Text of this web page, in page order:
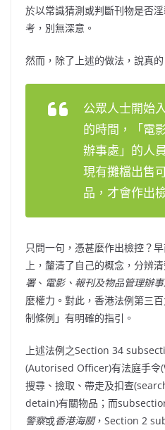
於以常識猜測或判斷刊物是否
考，別無深意。
然而，除了上述的做法，說真
公眾人士開始
的時間，「電
辦事處 」的人
現有攤檔出售
品，才會作出
只問一句，憑甚麼作出檢控？
上，釐清了自己的概念，分辨
署、 電影、報刊及物品管理辦
麼權力。對此，香港法例第三
制條例」有明確的指引。
上述法例之Section 34
(Autorised Officer)有法庭手令
搜尋、撿取、帶走及扣查
detain)有關物品；而
警察或香港海關，Section 2